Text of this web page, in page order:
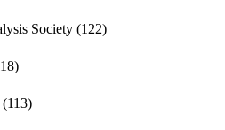
Society (122)
(113)